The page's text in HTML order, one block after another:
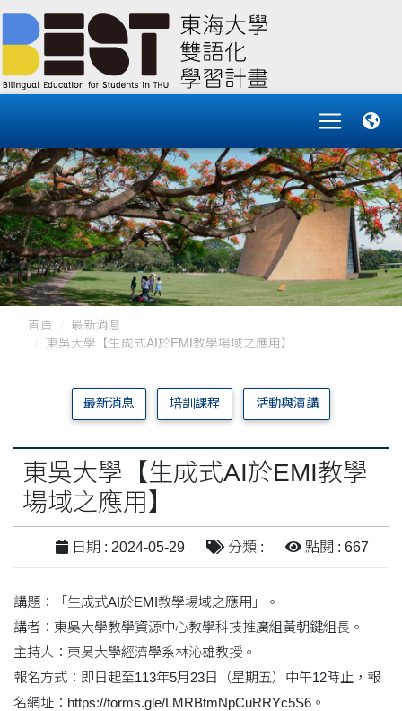
首頁
最新消息
東吳大學【生成式AI於EMI教學場域之應用】
最新消息 培訓課程 活動與演講
東吳大學【生成式AI於EMI教學
場域之應用】
日期 : 2024-05-29 分類 : 點閱 : 667
講題：「生成式AI於EMI教學場域之應用」。
講者：東吳大學教學資源中心教學科技推廣組黃朝鍵組長。
主持人：東吳大學經濟學系林沁雄教授。
報名方式：即日起至113年5月23日（星期五）中午12時止，報
名網址：https://forms.gle/LMRBtmNpCuRRYc5S6。